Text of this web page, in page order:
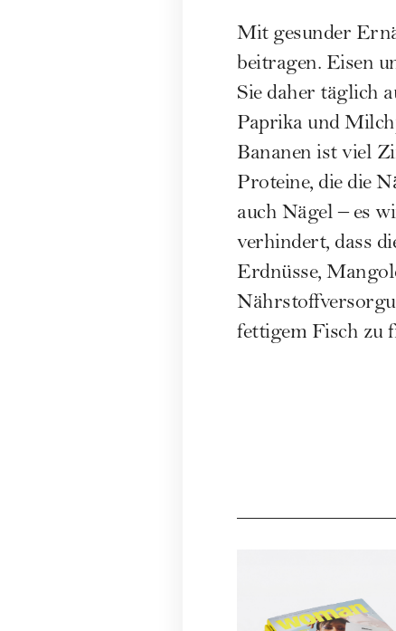
Mit gesunder
beitragen. Eisen
Sie daher täglich
Paprika und
Bananen ist viel
Proteine, die die
auch Nägel – es
verhindert, dass
Erdnüsse,
fettigem Fisch zu